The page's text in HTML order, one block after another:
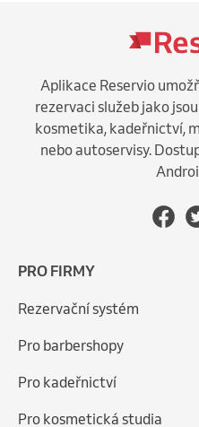
Aplikace Reservio
rezervaci služeb jako
kosmetika, kadeřnictví,
nebo autoservisy.
PRO FIRMY
Rezervační systém
Pro barbershopy
Pro kadeřnictví
Pro kosmetická studia